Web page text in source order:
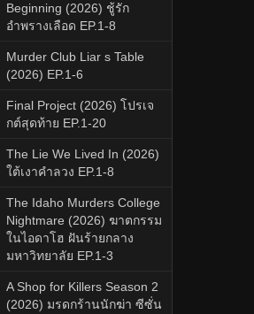
Beginning (2026) ชู้รัก
อำพรางเลือด EP.1-8
Murder Club Liar s Table
(2026) EP.1-6
Final Project (2026) โปรเจ
กต์สุดท้าย EP.1-20
The Lie We Lived In (2026)
ใต้เงาคำลวง EP.1-8
The Idaho Murders College
Nightmare (2026) ฆาตกรรม
ในไอดาโฮ ฝันร้ายกลาง
มหาวิทยาลัย EP.1-3
A Shop for Killers Season 2
(2026) มรดกร้านนักฆ่า ซีซั่น